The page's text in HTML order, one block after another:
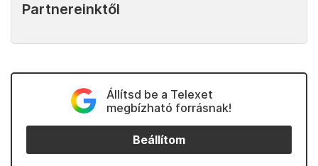
Partnereinktől
Állítsd be a Telexet
megbízható forrásnak!
Beállítom